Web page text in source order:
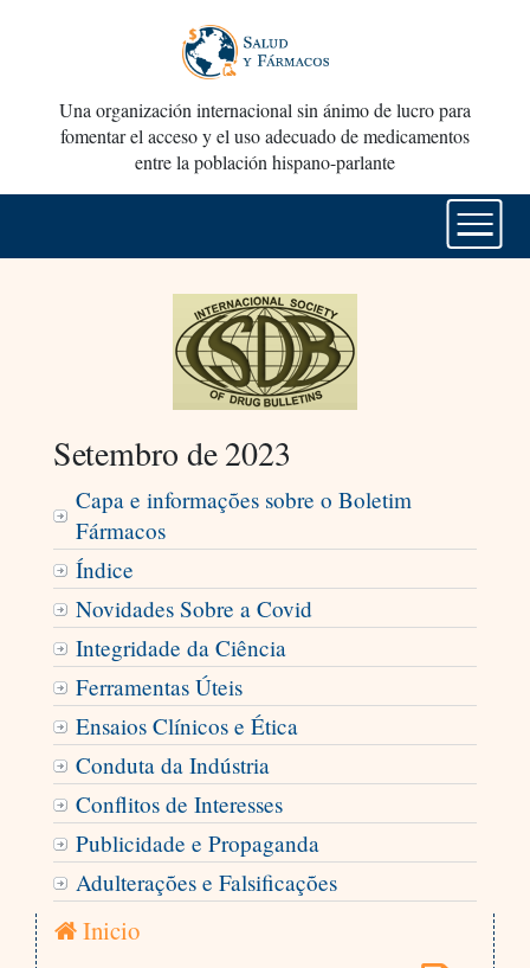
Una organización internacional sin ánimo de lucro para
fomentar el acceso y el uso adecuado de medicamentos
entre la población hispano-parlante
Setembro de 2023
Capa e informações sobre o Boletim
Fármacos
Índice
Novidades Sobre a Covid
Integridade da Ciência
Ferramentas Úteis
Ensaios Clínicos e Ética
Conduta da Indústria
Conflitos de Interesses
Publicidade e Propaganda
Adulterações e Falsificações
Inicio